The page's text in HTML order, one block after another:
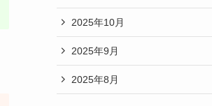
2025年10月
2025年9月
2025年8月